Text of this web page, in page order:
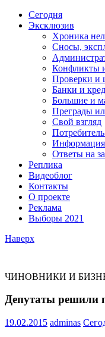
Сегодня
Эксклюзив
Хроника
Сносы,
Конфликты
Проверки и
Банки и
Большие и
Преграды
Свой взгляд
Информация
Ответы на
Реплика
Видеоблог
Контакты
О проекте
Реклама
Выборы 2021
Наверх
ЧИНОВНИКИ И
Депутаты решили
19.02.2015 adminas